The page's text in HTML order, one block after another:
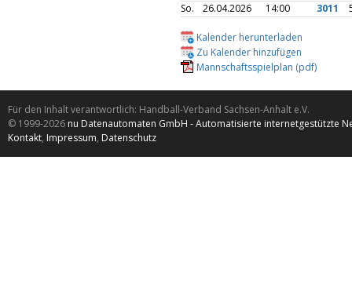
So.
26.04.2026 14:00 3011
Kalender herunterladen
Zu Kalender hinzufügen
Mannschaftsspielplan (pdf)
Für den Inhalt verantwortlich: Handball-Verband Sachsen-Anhalt e.V.
© 1999-2026 nu Datenautomaten GmbH - Automatisierte internetgestützte
Kontakt, Impressum, Datenschutz